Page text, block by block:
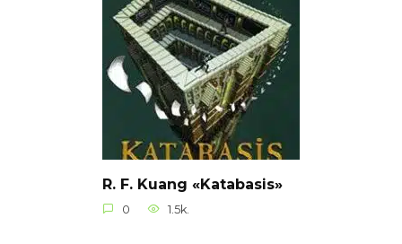
R. F. Kuang «Katabasis»
0 1.5k.